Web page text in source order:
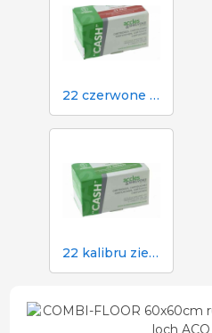
22 czerwone naboje do paralizatora gotówkowego w rzeźni
22 kalibru zielone naboje do paralizatora gotówkowego w rzeźni